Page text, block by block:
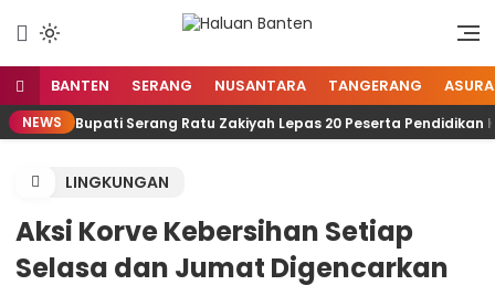
konten
BANTEN SERANG NUSANTARA TANGERANG
NEWS Bupati Serang Ratu Zakiyah Lepas 20 Peserta Pendidikan
LINGKUNGAN
Aksi Korve Kebersihan Setiap
Selasa dan Jumat Digencarkan